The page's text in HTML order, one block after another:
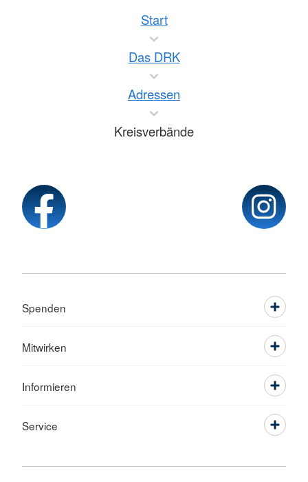
Start
Das DRK
Adressen
Kreisverbände
Spenden
Mitwirken
Informieren
Service